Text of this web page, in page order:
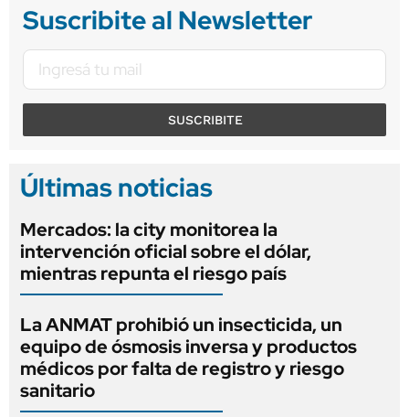
Suscribite al Newsletter
SUSCRIBITE
Últimas noticias
Mercados: la city monitorea la
intervención oficial sobre el dólar,
mientras repunta el riesgo país
La ANMAT prohibió un insecticida, un
equipo de ósmosis inversa y productos
médicos por falta de registro y riesgo
sanitario